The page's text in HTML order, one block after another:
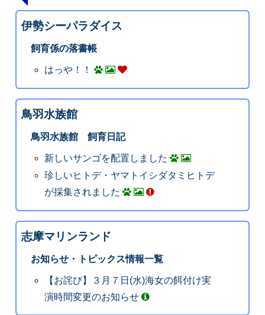
伊勢シーパラダイス
飼育係の落書帳
はっや！！
鳥羽水族館
鳥羽水族館 飼育日記
新しいサンゴを配置しました
珍しいヒトデ・ヤマトイシダタミヒトデ
が採集されました
志摩マリンランド
お知らせ・トピックス情報一覧
【お詫び】３月７日(水)海女の餌付け実
演時間変更のお知らせ